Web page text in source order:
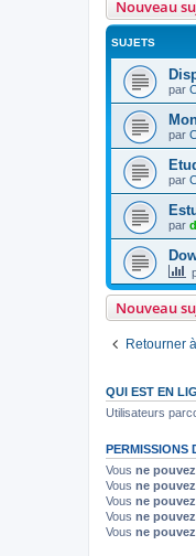
Nouveau
SUJETS
par
par
par
par
Nouveau
Retourner
QUI EST EN
Utilisateurs
PERMISSIONS
Vous ne
Vous ne
Vous ne
Vous ne
Vous ne